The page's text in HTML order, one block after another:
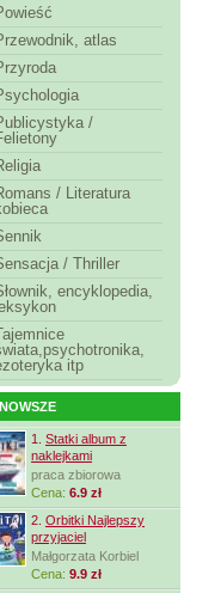
atlas
/
/ Literatura
/ Thriller
encyklopedia,
itp
1. Statki album z
naklejkami
praca zbiorowa
Cena: 6.9 zł
2. Orbitki Najlepszy
przyjaciel
Małgorzata Korbiel
Cena: 9.9 zł